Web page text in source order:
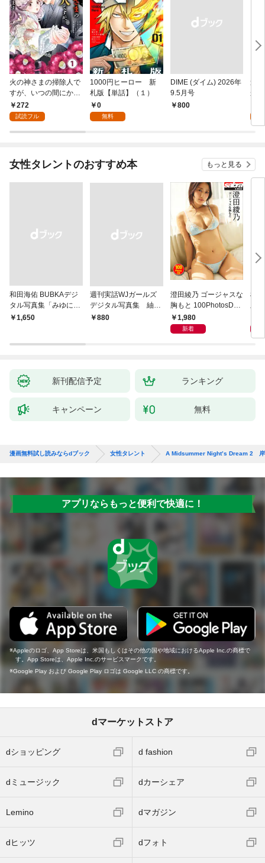
火の神さまの掃除人で
すが、いつの間にか花
嫁として溺愛されてい
ます【単話】（１）
272
試読フル
1000円ヒーロー 新
札版【単話】（１）
0
無料
DIME (ダイム) 2026年
9.5月号
￥800
追
か
れ
（
女性タレントのおすすめ本 もっと見る
和田海佑 BUBKAデジ
タル写真集「みゆに夢
中。」
￥1,650
週刊実話WJガールズ
デジタル写真集 紬柊
「あなたに触れたい」
￥880
澄田綾乃 ゴージャスな
胸もと 100PhotosDX
[sabra net e-Book]
1,980
新着
横
上
新刊配信予定 ランキング
キャンペーン 無料
漫画無料試し読みならdブック 女性タレント A Midsummer Night’s Dream 2
アプリならもっと便利で快適に！
Appleのロゴ、App Storeは、米国もしくはその他の国や地域におけるApple Inc.の商標で
す。App Storeは、Apple Inc.のサービスマークです。
Google Play および Google Play ロゴは Google LLC の商標です。
dマーケットストア
dショッピング d fashion
dミュージック dカーシェア
Lemino dマガジン
dヒッツ dフォト